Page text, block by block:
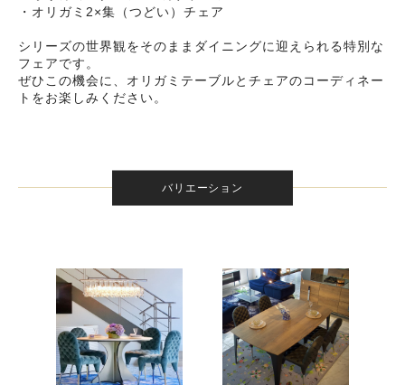
・オリガミ2×集（つどい）チェア
シリーズの世界観をそのままダイニングに迎えられる特別な
フェアです。
ぜひこの機会に、オリガミテーブルとチェアのコーディネー
トをお楽しみください。
バリエーション